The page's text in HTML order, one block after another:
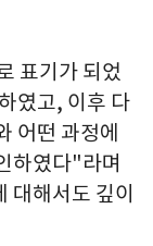
표기가 되었
였고, 이후 다
어떤 과정에
하였다"라며
대해서도 깊이